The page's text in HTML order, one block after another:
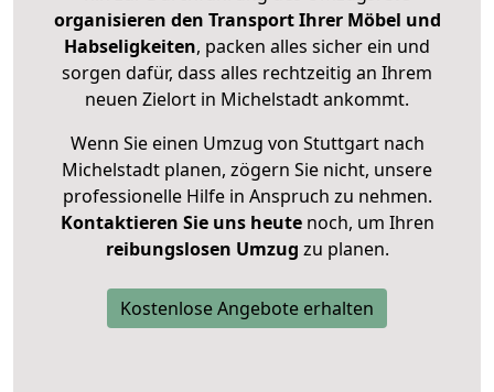
organisieren den Transport Ihrer Möbel und
Habseligkeiten, packen alles sicher ein und
sorgen dafür, dass alles rechtzeitig an Ihrem
neuen Zielort in Michelstadt ankommt.
Wenn Sie einen Umzug von Stuttgart nach
Michelstadt planen, zögern Sie nicht, unsere
professionelle Hilfe in Anspruch zu nehmen.
Kontaktieren Sie uns heutenoch, um Ihren
reibungslosen Umzug zu planen.
Kostenlose Angebote erhalten